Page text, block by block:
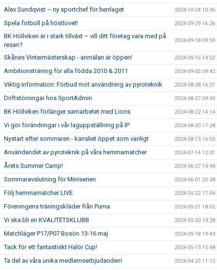
Alex Sundqvist – ny sportchef för herrlaget 2024-10-24 10:36
Spela fotboll på höstlovet! 2024-09-29 16:26
BK Höllviken är i stark tillväxt – vill ditt företag vara med på
resan?
2024-09-18 09:59
Skånes Vintermästerskap - anmälan är öppen! 2024-09-16 14:02
Ambitionsträning för alla födda 2010 & 2011 2024-09-02 09:42
Viktig information: Förbud mot användning av pyroteknik 2024-08-28 16:21
Driftstörningar hos SportAdmin 2024-08-27 09:40
BK Höllviken förlänger samarbetet med Lions 2024-08-22 14:14
Vi gör förändringar i vår laguppställning på IP 2024-08-20 17:28
Nystart efter sommaren - kansliet öppet som vanligt 2024-08-13 16:03
Användandet av pyroteknik på våra hemmamatcher 2024-07-14 12:31
Årets Summer Camp! 2024-06-27 14:48
Sommaravslutning för Miniserien 2024-06-01 20:28
Följ hemmamatcher LIVE 2024-05-22 17:04
Föreningens träningskläder från Puma 2024-05-21 18:02
Vi ska bli en KVALITETSKLUBB 2024-05-20 13:28
Matchläger P17/P07 Bosön 13-16 maj 2024-05-18 19:43
Tack för ett fantastiskt Halör Cup! 2024-05-13 15:48
Ta del av våra unika medlemserbjudanden! 2024-04-25 11:12